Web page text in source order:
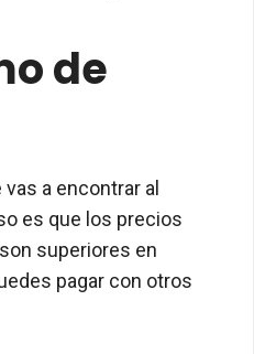
de
a encontrar al
es que los precios
superiores en
pagar con otros